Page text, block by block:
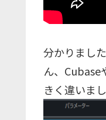
分かりまし
ん、Cubase
きく違いまし